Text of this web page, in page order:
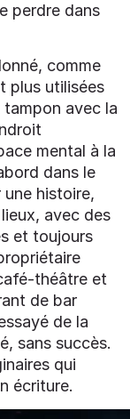
perdre dans
comme
plus utilisées
avec la
mental à la
dans le
une histoire,
avec des
et toujours
théâtre et
de bar
de la
sans succès.
qui
écriture.